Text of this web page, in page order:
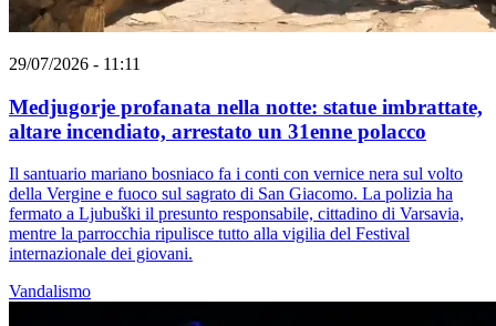
29/07/2026 - 11:11
Medjugorje profanata nella notte: statue imbrattate,
altare incendiato, arrestato un 31enne polacco
Il santuario mariano bosniaco fa i conti con vernice nera sul volto
della Vergine e fuoco sul sagrato di San Giacomo. La polizia ha
fermato a Ljubuški il presunto responsabile, cittadino di Varsavia,
mentre la parrocchia ripulisce tutto alla vigilia del Festival
internazionale dei giovani.
Vandalismo